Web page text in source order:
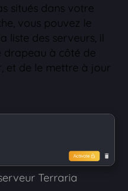
situés dans votre
vous pouvez le
liste des serveurs, il
drapeau à côté de
et de le mettre à jour
Terraria